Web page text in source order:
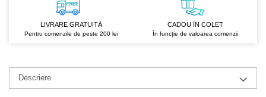
Laboratoire Francodex (15
Landgarten GMBH & CO.KG. (13
Laropharm (25 produse)
Spumant de Baie
Ulei de MasajLIVRARE GRATUITĂ
Pentru comenzile de peste 200 lei
CADOU ÎN COLET
În funcție de valoarea comenzii
Descriere